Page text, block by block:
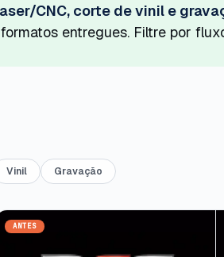
CNC, corte de vinil e
entregues. Filtre por
Vinil Gravação
ANTES